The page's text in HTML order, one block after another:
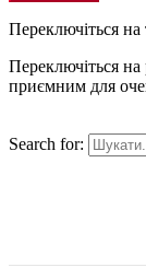
Переключіться
Переключіться
приємним для
Search for: